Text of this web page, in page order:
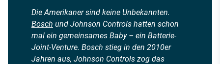
Die Amerikaner sind keine Unbekannten.
Bosch und Johnson Controls hatten schon
mal ein gemeinsames Baby – ein Batterie-
Joint-Venture. Bosch stieg in den 2010er
Jahren aus, Johnson Controls zog das